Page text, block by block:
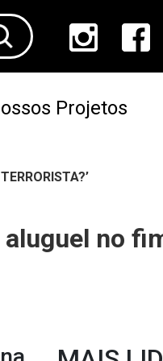
Projetos
no